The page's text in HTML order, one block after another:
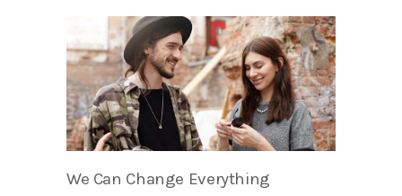
We Can Change Everything